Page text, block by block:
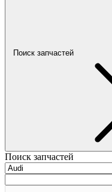
Поиск запчастей
Поиск запчастей